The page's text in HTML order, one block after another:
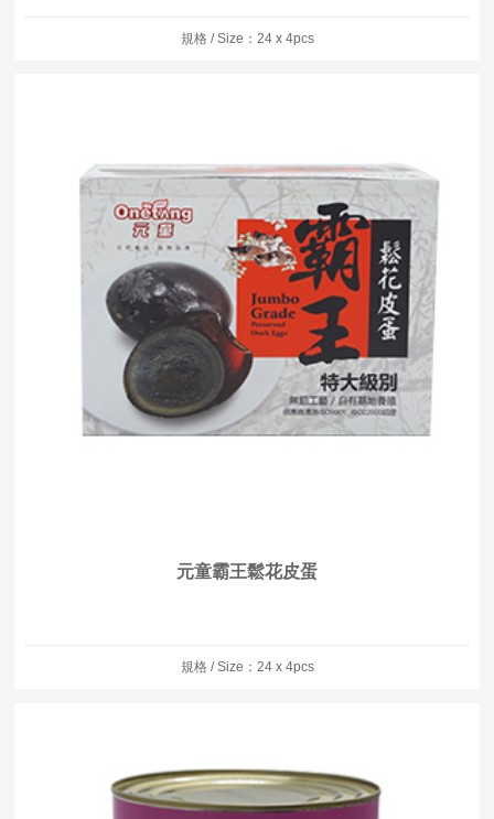
規格 / Size：24 x 4pcs
元童霸王鬆花皮蛋
規格 / Size：24 x 4pcs